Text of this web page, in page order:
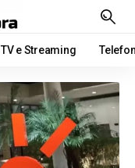
TV e Streaming